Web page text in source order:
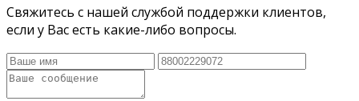
Свяжитесь с нашей службой поддержки клиентов,
если у Вас есть какие-либо вопросы.